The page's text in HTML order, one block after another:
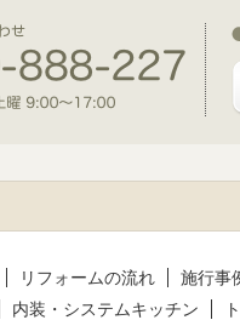
リフォームの流れ
施行事
内装・システムキッチン